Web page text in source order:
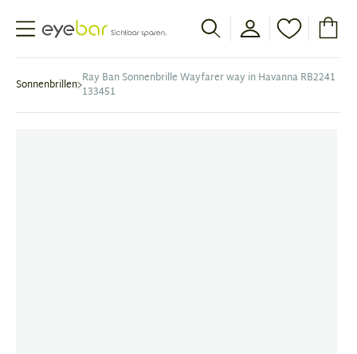
Abele Optic
Sonnenbrillen Ray Ban Sonnenbrille Wayfarer way in Havanna RB2241
133451